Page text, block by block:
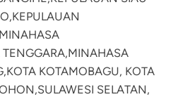
KEPULAUAN
MINAHASA
KOTA KOTAMOBAGU, KOTA
SULAWESI SELATAN,